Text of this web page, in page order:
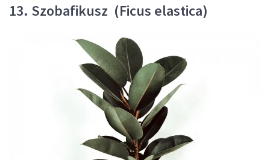
13. Szobafikusz (Ficus elastica)